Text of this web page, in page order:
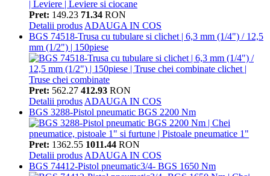
Pret: 149.23 71.34 RON
Detalii produs ADAUGA IN COS
BGS 74518-Trusa cu tubulare si clichet | 6,3 mm (1/4") / 12,5
mm (1/2") | 150piese
Pret: 562.27 412.93 RON
Detalii produs ADAUGA IN COS
BGS 3288-Pistol pneumatic BGS 2200 Nm
Pret: 1362.55 1011.44 RON
Detalii produs ADAUGA IN COS
BGS 74412-Pistol pneumatic3/4- BGS 1650 Nm